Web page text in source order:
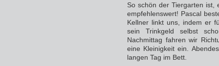
So schön der Tiergarten
empfehlenswert! Pascal
Kellner linkt uns, indem er
sein Trinkgeld selbst
Nachmittag fahren wir
eine Kleinigkeit ein.
langen Tag im Bett.